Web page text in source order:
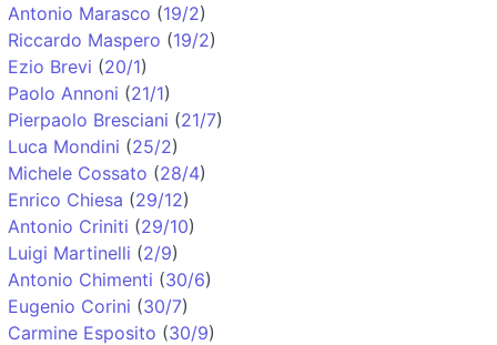
Antonio Marasco (19/2)
Riccardo Maspero (19/2)
Ezio Brevi (20/1)
Paolo Annoni (21/1)
Pierpaolo Bresciani (21/7)
Luca Mondini (25/2)
Michele Cossato (28/4)
Enrico Chiesa (29/12)
Antonio Criniti (29/10)
Luigi Martinelli (2/9)
Antonio Chimenti (30/6)
Eugenio Corini (30/7)
Carmine Esposito (30/9)